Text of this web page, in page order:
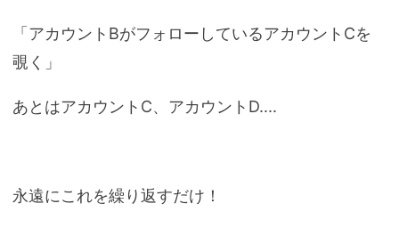
「アカウントBがフォローしているアカウントCを
覗く」
あとはアカウントC、アカウントD....
永遠にこれを繰り返すだけ！